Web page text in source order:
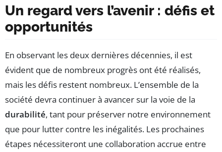
Un regard vers l’avenir : défis et
opportunités
En observant les deux dernières décennies, il est
évident que de nombreux progrès ont été réalisés,
mais les défis restent nombreux. L’ensemble de la
société devra continuer à avancer sur la voie de la
durabilité, tant pour préserver notre environnement
que pour lutter contre les inégalités. Les prochaines
étapes nécessiteront une collaboration accrue entre